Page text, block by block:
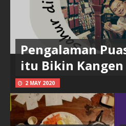
Pengalaman
itu Bikin Kangen
2 MAY 2020